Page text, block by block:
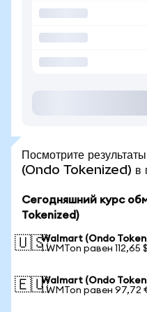
Посмотрите
(Ondo Tokenized) в
Сегодняшний курс
Tokenized)
🇺🇸Walmart (Ondo
1 WMTon равен 112,65 $
🇪🇺Walmart (Ondo
1 WMTon равен 97,72